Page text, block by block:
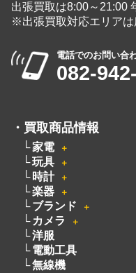
出張買取は8:00～21:00
※出張買取対応エリア
電話でのお問い合
082-
・ 買取商品情報
家電 ＋
玩具 ＋
時計 ＋
楽器 ＋
ブランド ＋
カメラ ＋
洋服
電動工具
無線機